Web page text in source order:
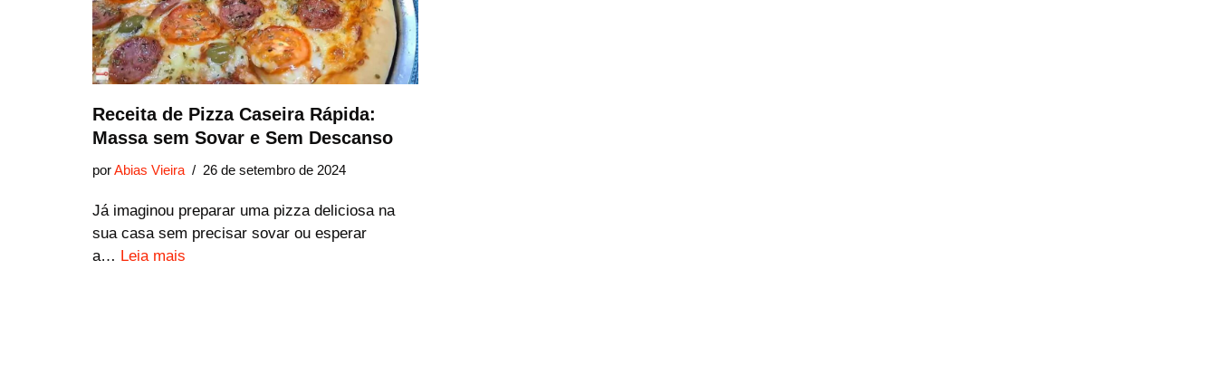
Receita de Pizza Caseira Rápida:
Massa sem Sovar e Sem Descanso
porAbias Vieira 26 de setembro de 2024
Já imaginou preparar uma pizza deliciosa na
sua casa sem precisar sovar ou esperar
a… Leia mais